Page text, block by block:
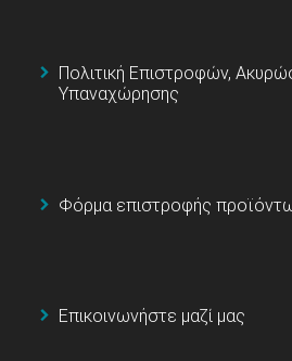
Πολιτική Επιστροφών,
Υπαναχώρησης
Φόρμα επιστροφής
Επικοινωνήστε μαζί μας